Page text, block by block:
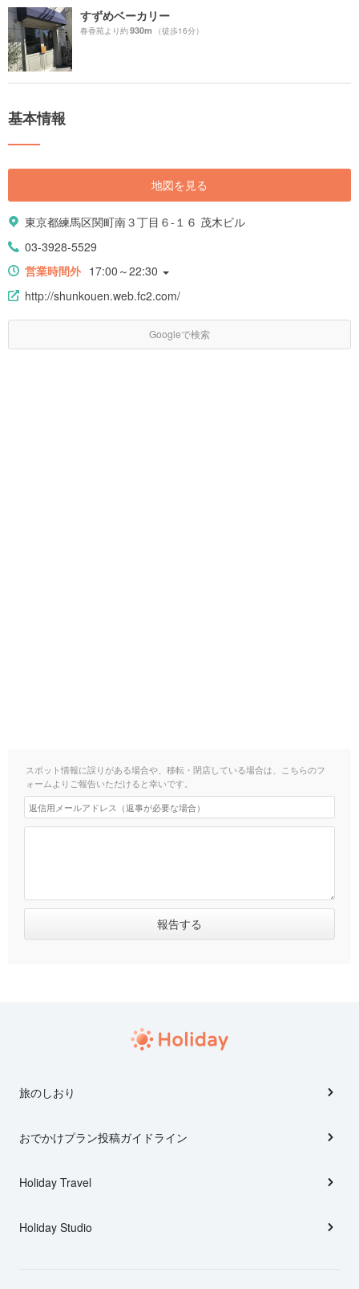
すずめベーカリー
春香苑より約930m （徒歩16分）
基本情報
地図を見る
東京都練馬区関町南３丁目６-１６ 茂木ビル
03-3928-5529
営業時間外 17:00～22:30
http://shunkouen.web.fc2.com/
Googleで検索
スポット情報に誤りがある場合や、移転・閉店している場合は、こちらのフ
ォームよりご報告いただけると幸いです。
旅のしおり
おでかけプラン投稿ガイドライン
Holiday Travel
Holiday Studio